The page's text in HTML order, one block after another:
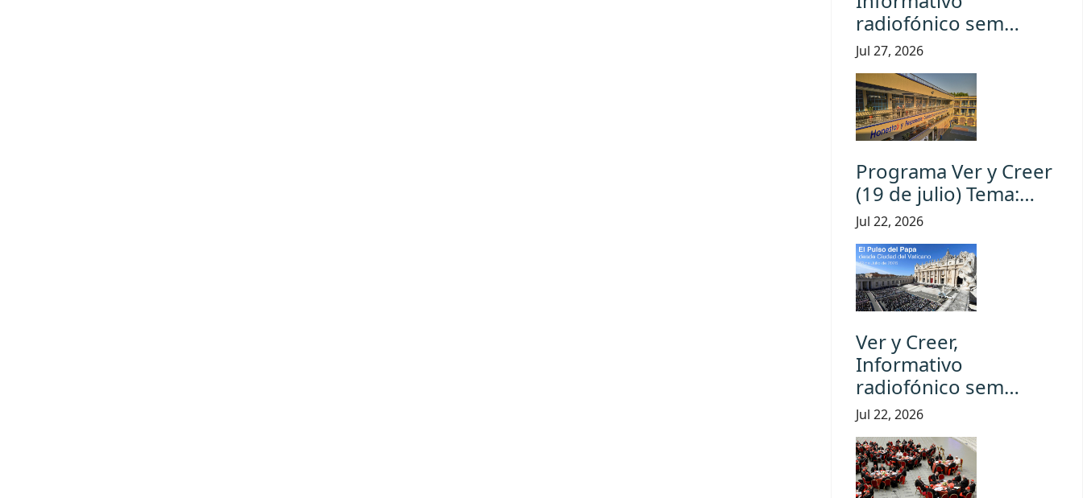
radiofónico sem…
Jul 27, 2026
Programa Ver y Creer
(19 de julio) Tema:…
Jul 22, 2026
Ver y Creer,
Informativo
radiofónico sem…
Jul 22, 2026